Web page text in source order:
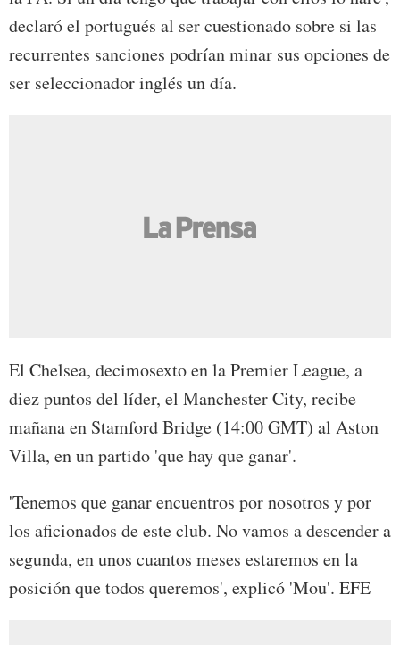
declaró el portugués al ser cuestionado sobre si las
recurrentes sanciones podrían minar sus opciones de
ser seleccionador inglés un día.
El Chelsea, decimosexto en la Premier League, a
diez puntos del líder, el Manchester City, recibe
mañana en Stamford Bridge (14:00 GMT) al Aston
Villa, en un partido 'que hay que ganar'.
'Tenemos que ganar encuentros por nosotros y por
los aficionados de este club. No vamos a descender a
segunda, en unos cuantos meses estaremos en la
posición que todos queremos', explicó 'Mou'. EFE